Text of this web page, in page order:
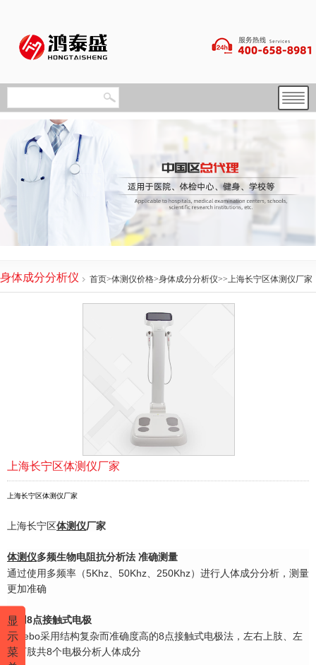
身体成分分析仪 首页>体测仪价格>身体成分分析仪>>上海长宁区体测仪厂家
上海长宁区体测仪厂家
上海长宁区体测仪厂家
上海长宁区体测仪厂家
体测仪多频生物电阻抗分析法 准确测量
通过使用多频率（5Khz、50Khz、250Khz）进行人体成分分析，测量
更加准确
采用8点接触式电极
Carebo采用结构复杂而准确度高的8点接触式电极法，左右上肢、左
右下肢共8个电极分析人体成分
显
示
菜